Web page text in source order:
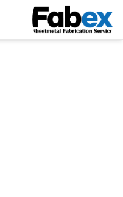
Skip to main content